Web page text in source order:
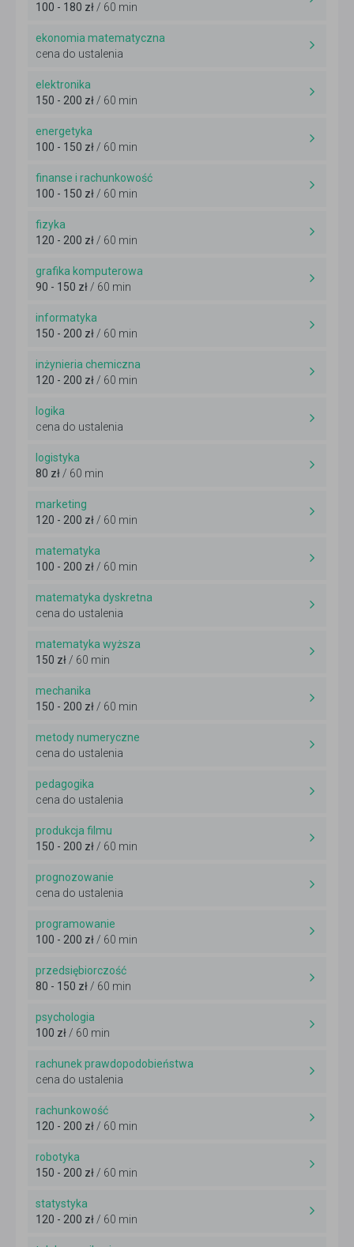
100 - 180 zł/ 60 min
ekonomia matematyczna
cena do ustalenia
elektronika
150 - 200 zł/ 60 min
energetyka
100 - 150 zł/ 60 min
finanse i rachunkowość
100 - 150 zł/ 60 min
fizyka
120 - 200 zł/ 60 min
grafika komputerowa
90 - 150 zł/ 60 min
informatyka
150 - 200 zł/ 60 min
inżynieria chemiczna
120 - 200 zł/ 60 min
logika
cena do ustalenia
logistyka
80 zł/ 60 min
marketing
120 - 200 zł/ 60 min
matematyka
100 - 200 zł/ 60 min
matematyka dyskretna
cena do ustalenia
matematyka wyższa
150 zł/ 60 min
mechanika
150 - 200 zł/ 60 min
metody numeryczne
cena do ustalenia
pedagogika
cena do ustalenia
produkcja filmu
150 - 200 zł/ 60 min
prognozowanie
cena do ustalenia
programowanie
100 - 200 zł/ 60 min
przedsiębiorczość
80 - 150 zł/ 60 min
psychologia
100 zł/ 60 min
rachunek prawdopodobieństwa
cena do ustalenia
rachunkowość
120 - 200 zł/ 60 min
robotyka
150 - 200 zł/ 60 min
statystyka
120 - 200 zł/ 60 min